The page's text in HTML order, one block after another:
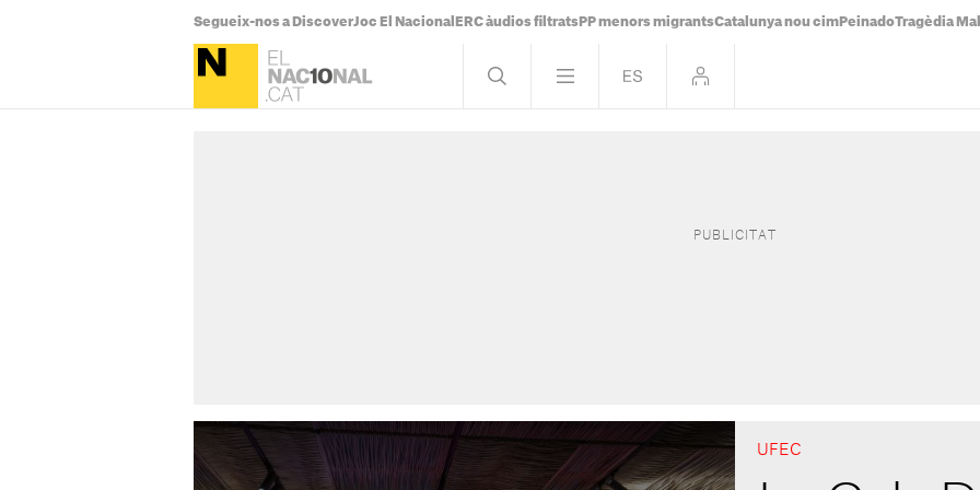
Segueix-nos a DiscoverJoc El Nacional ERC àudios filtrats PP menors migrantsCatalunya nou cim PeinadoTragèdia
UFEC